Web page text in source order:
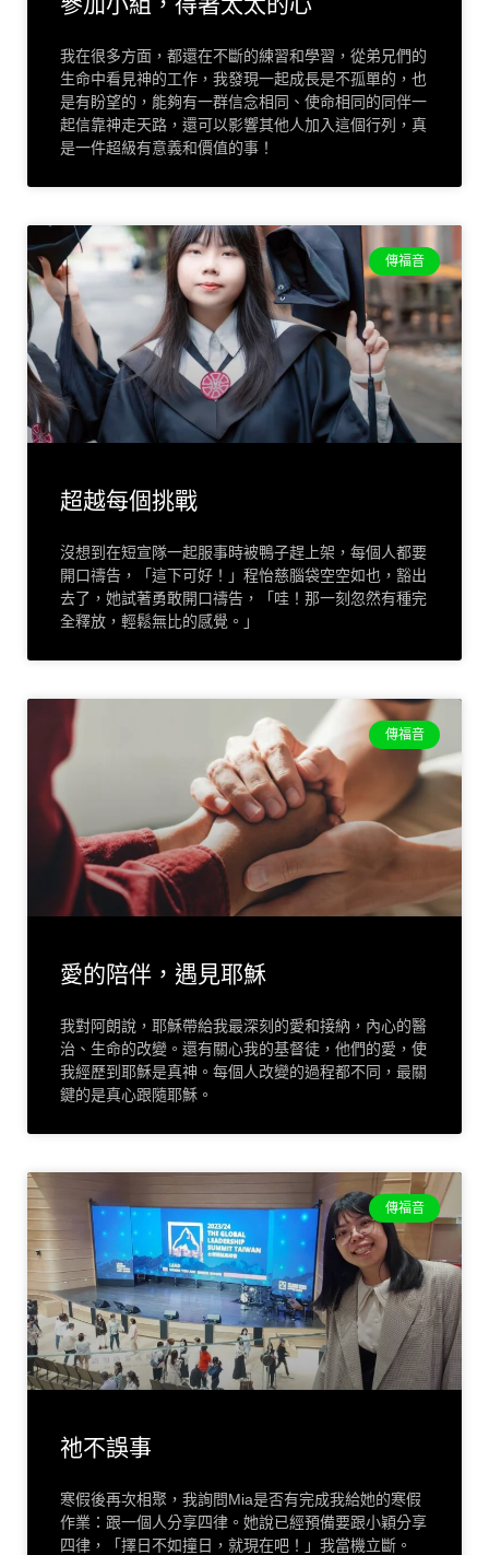
我在很多方面，都還在不斷的練習和學習，從弟兄們的
生命中看見神的工作，我發現一起成長是不孤單的，也
是有盼望的，能夠有一群信念相同、使命相同的同伴一
起信靠神走天路，還可以影響其他人加入這個行列，真
是一件超級有意義和價值的事！
傳福音
超越每個挑戰
沒想到在短宣隊一起服事時被鴨子趕上架，每個人都要
開口禱告，「這下可好！」程怡慈腦袋空空如也，豁出
去了，她試著勇敢開口禱告，「哇！那一刻忽然有種完
全釋放，輕鬆無比的感覺。」
傳福音
愛的陪伴，遇見耶穌
我對阿朗說，耶穌帶給我最深刻的愛和接納，內心的醫
治、生命的改變。還有關心我的基督徒，他們的愛，使
我經歷到耶穌是真神。每個人改變的過程都不同，最關
鍵的是真心跟隨耶穌。
傳福音
祂不誤事
寒假後再次相聚，我詢問Mia是否有完成我給她的寒假
作業：跟一個人分享四律。她說已經預備要跟小穎分享
四律，「擇日不如撞日，就現在吧！」我當機立斷。